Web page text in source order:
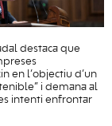
destaca que
en l’objectiu d’un
i demana al
intenti enfrontar